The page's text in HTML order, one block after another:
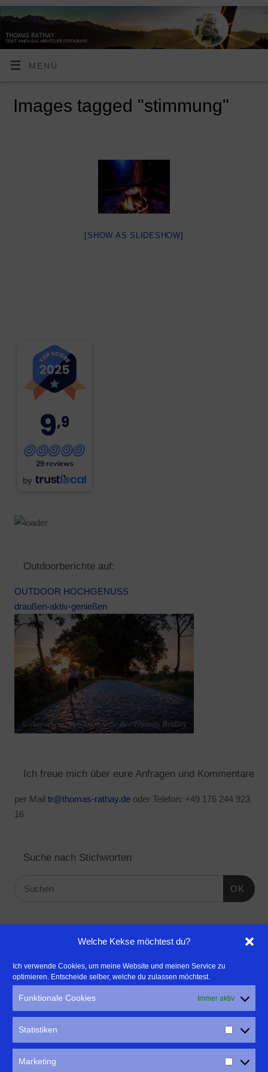
Welche Kekse möchtest du?
Ich verwende Cookies, um meine Website und meinen Service zu
optimieren. Entscheide selber, welche du zulassen möchtest.
Funktionale Cookies Immer aktiv
Statistiken
Marketing
MENÜ
Images tagged "stimmung"
[SHOW AS SLIDESHOW]
9,9
29 reviews
by
Outdoorberichte auf:
OUTDOOR HOCHGENUSS
draußen-aktiv-genießen
Ich freue mich über eure Anfragen und Kommentare
per Mail tr@thomas-rathay.deoder Telefon: +49 176 244 923
16
Suche nach Stichworten
OK
- Für professionelle Fotografen, die ihre Stärken mehr in den
Fokus rücken wollen, empfehle ich eine Beratung durch Frau
Dr. Martina Mettner